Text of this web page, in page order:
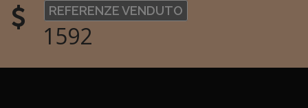
REFERENZE VENDUTO
1592